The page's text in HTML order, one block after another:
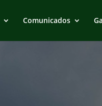
Comunicados